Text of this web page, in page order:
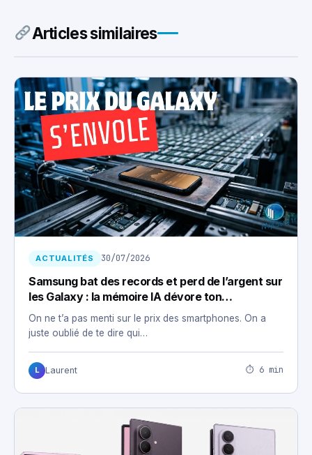
Articles similaires
ACTUALITÉS 30/07/2026
Samsung bat des records et perd de l’argent sur
les Galaxy : la mémoire IA dévore ton
smartphone
On ne t’a pas menti sur le prix des smartphones. On a
juste oublié de te dire qui…
L Laurent ⏱ 6 min